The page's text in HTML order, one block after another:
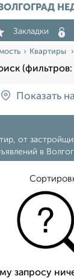
ВОЛГОГРАД
Закладки
Квартиры
(фильтров:
Показать
от
в
запросу